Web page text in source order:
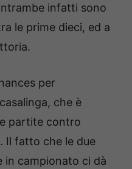
infatti sono
le prime dieci, ed a
per
che è
partite contro
. Il fatto che le due
in campionato ci dà